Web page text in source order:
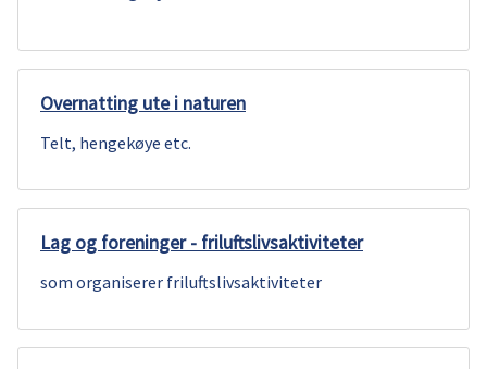
Overnatting ute i naturen
Telt, hengekøye etc.
Lag og foreninger - friluftslivsaktiviteter
som organiserer friluftslivsaktiviteter